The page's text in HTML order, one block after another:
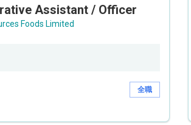
Assistant / Officer
Foods Limited
全職